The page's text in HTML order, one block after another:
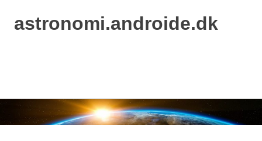
Skip
astronomi.androide.dk